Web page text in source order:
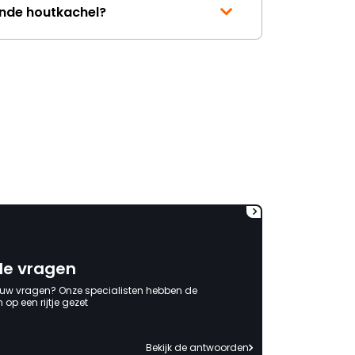
houtkachel?
vragen
vragen? Onze specialisten hebben de
een rijtje gezet
Bekijk de antwoorden